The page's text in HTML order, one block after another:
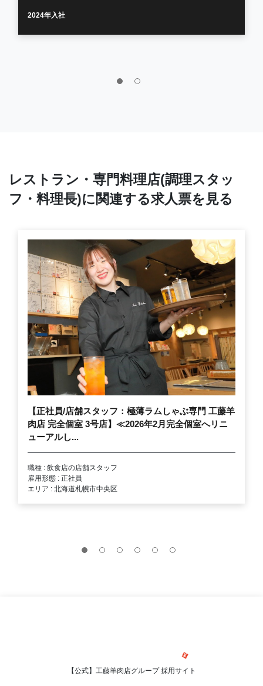
2024年入社
レストラン・専門料理店(調理スタッ
フ・料理長)に関連する求人票を見る
【正社員/店舗スタッフ：極薄ラムしゃぶ専門 工藤羊
肉店 完全個室 3号店】≪2026年2月完全個室へリニ
ューアルし...
職種 : 飲食店の店舗スタッフ
雇用形態 : 正社員
エリア : 北海道札幌市中央区
【公式】工藤羊肉店グループ 採用サイト